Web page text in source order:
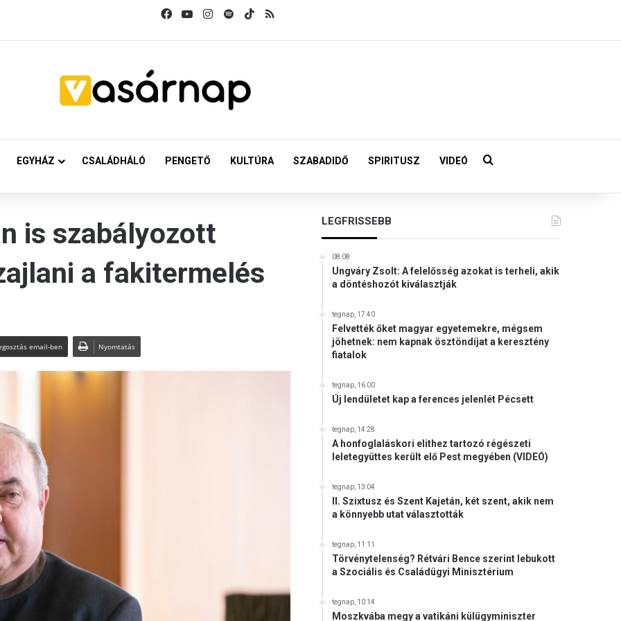
FacebookYouTubeInstagram
SpotifyTikTok
EGYHÁZ CSALÁDHÁLÓ PENGETŐ KULTÚRA SZABADIDŐ SPIRITUSZ VIDEÓ Keresés:
is szabályozott
a fakitermelés
email-ben Nyomtatás
LEGFRISSEBB
08:08
Ungváry Zsolt: A felelősség azokat is terheli, akik
a döntéshozót kiválasztják
tegnap, 17:40
Felvették őket magyar egyetemekre, mégsem
jöhetnek: nem kapnak ösztöndíjat a keresztény
fiatalok
tegnap, 16:00
Új lendületet kap a ferences jelenlét Pécsett
tegnap, 14:28
A honfoglaláskori elithez tartozó régészeti
leletegyüttes került elő Pest megyében (VIDEÓ)
tegnap, 13:04
II. Szixtusz és Szent Kajetán, két szent, akik nem
a könnyebb utat választották
tegnap, 11:11
Törvénytelenség? Rétvári Bence szerint lebukott
a Szociális és Családügyi Minisztérium
tegnap, 10:14
Moszkvába megy a vatikáni külügyminiszter